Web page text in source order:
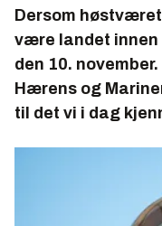
Dersom
være landet
den 10.
Hærens og
til det vi i dag